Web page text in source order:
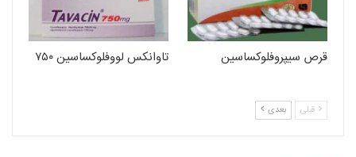
قرص سیپروفلوکساسین تاوانکس لووفلوکساسین ۷۵۰
قبلی بعدی